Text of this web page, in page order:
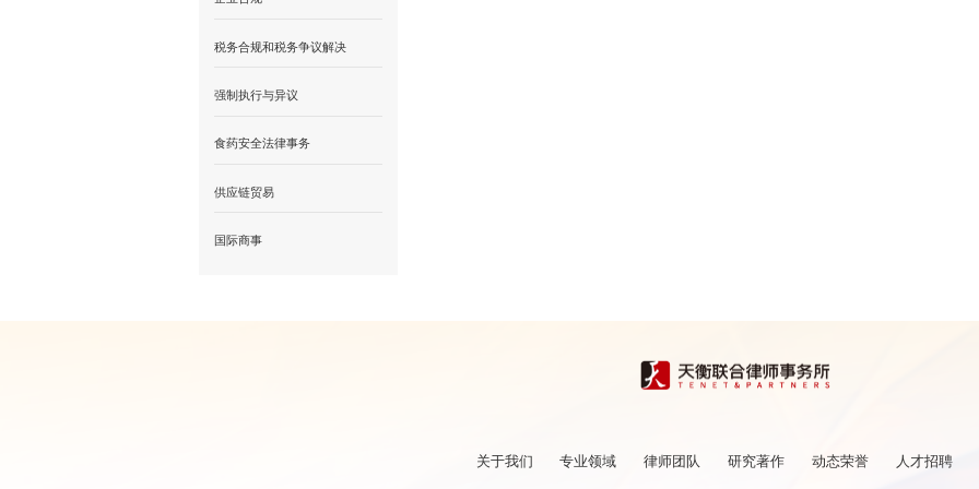
税务合规和税务争议解决
强制执行与异议
食药安全法律事务
供应链贸易
国际商事
关于我们 专业领域 律师团队 研究著作 动态荣誉 人才招聘